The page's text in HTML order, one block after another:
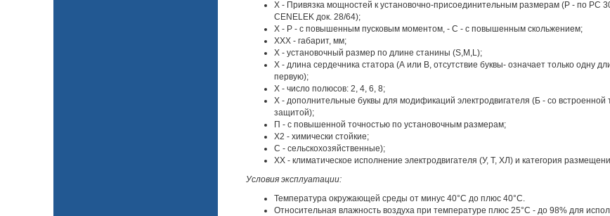
Х - Привязка мощностей к установочно-присоединительным размерам (Р - по РС
CENELEK док. 28/64);
Х - Р - с повышенным пусковым моментом, - С - с повышенным скольжением;
XXX - габарит, мм;
Х - установочный размер по длине станины (S,M,L);
Х - длина сердечника статора (А или В, отсутствие буквы- означает только одну
первую);
Х - число полюсов: 2, 4, 6, 8;
X - дополнительные буквы для модификаций электродвигателя (Б - со встроенной
защитой);
П - с повышенной точностью по установочным размерам;
Х2 - химически стойкие;
С - сельскохозяйственные);
XX - климатическое исполнение электродвигателя (У, Т, ХЛ) и категория
Условия эксплуатации:
Температура окружающей среды от минус 40°С до плюс 40°С.
Относительная влажность воздуха при температуре плюс 25°С - до 98% для